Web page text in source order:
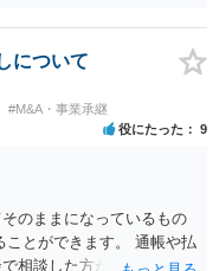
ちゃごちゃ考えず、自分
お子さんの事をまで含め良
えば当然のことです。 彼
は変えたくない・・・養
ります。 しかし 彼は成人
全て平等にしたいと希
・・・婚姻前の契約 あ
方法はあります。 弁護
について
#M&A・事業承継
役にたった 9
のままになっているもの
ことができます。 通帳や払
相談した方がよいと思い